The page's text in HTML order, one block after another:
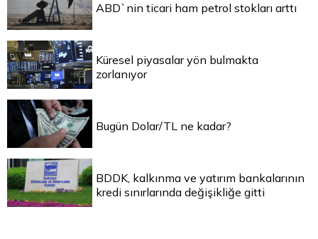
ABD`nin ticari ham petrol stokları arttı
Küresel piyasalar yön bulmakta
zorlanıyor
Bugün Dolar/TL ne kadar?
BDDK, kalkınma ve yatırım bankalarının
kredi sınırlarında değişikliğe gitti